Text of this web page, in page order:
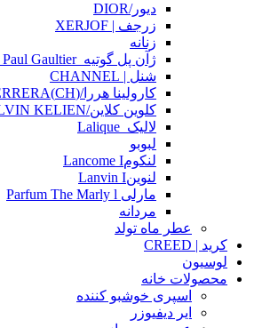
دیور/DIOR
زرجف | XERJOF
زنانه
ژآن پل گوتیه_Jean Paul Gaultier
شنل | CHANNEL
کارولینا هررا/(CH)CAROLINA HERRERA
کلوین کلاین/CALVIN KELIEN
لالیک_Lalique
لبوبو
لنکومLancome I
لنوینLanvin I
مارلی Parfum The Marly l
مردانه
عطر ماه تولد
کرید | CREED
لوسیون
محصولات خانه
اسپری خوشبو کننده
ایر دیفیوزر